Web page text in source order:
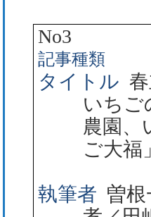
No3
記事種類
タイトル
いちご
農園、
ご大福
執筆者 曽